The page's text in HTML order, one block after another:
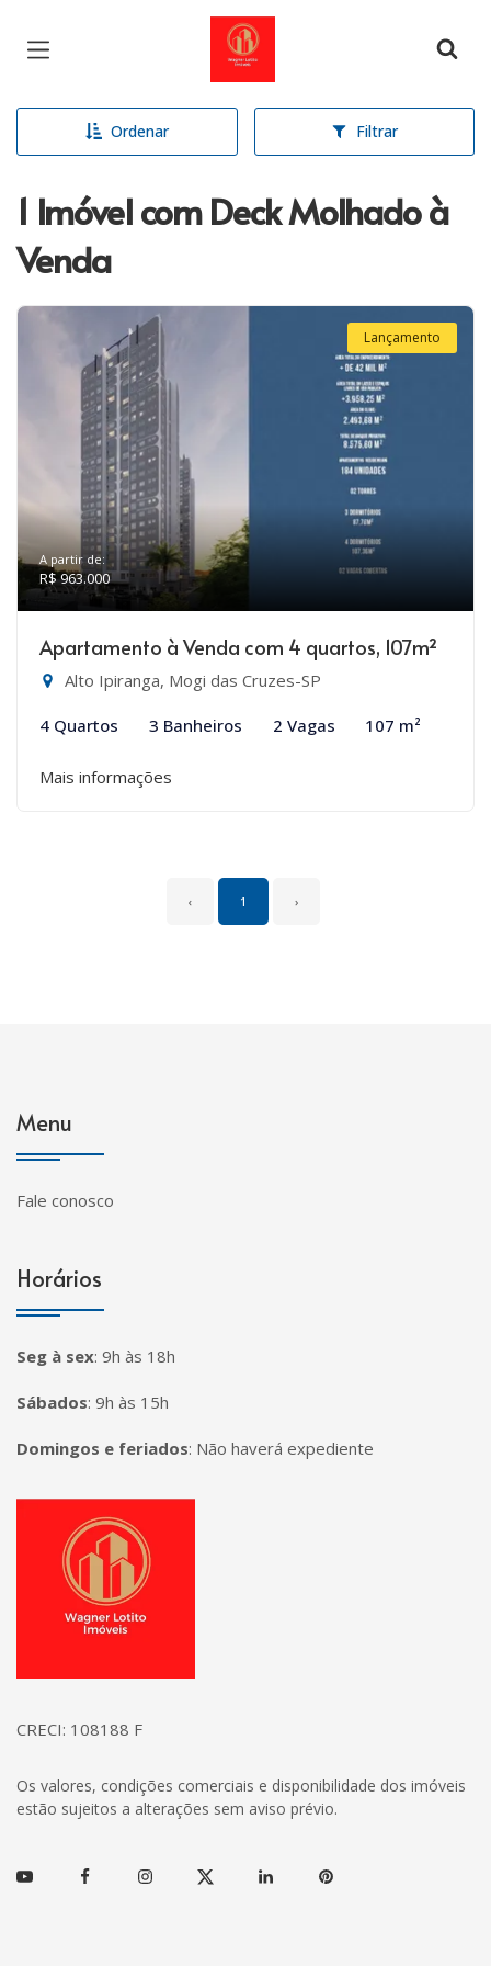
Página inicial
Ordenar Filtrar
1 Imóvel com Deck Molhado à
Venda
Lançamento
A partir de:
R$ 963.000
Apartamento à Venda com 4 quartos, 107m²
Alto Ipiranga, Mogi das Cruzes-SP
4 Quartos 3 Banheiros 2 Vagas 107 m²
Mais informações
‹ 1 ›
Menu
Fale conosco
Horários
Seg à sex: 9h às 18h
Sábados: 9h às 15h
Domingos e feriados: Não haverá expediente
Página inicial
CRECI: 108188 F
Os valores, condições comerciais e disponibilidade dos imóveis
estão sujeitos a alterações sem aviso prévio.
Youtube FacebookInstagramTwitter Linkedin Pinterest